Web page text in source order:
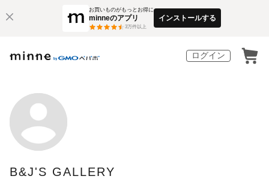
お買いものがもっとお得に
minneのアプリ
3万件以上
インストールする
ログイン
B&J'S GALLERY